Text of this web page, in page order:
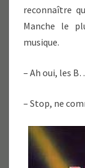
reconnaître
Manche le
musique.
– Ah oui, les
– Stop, ne